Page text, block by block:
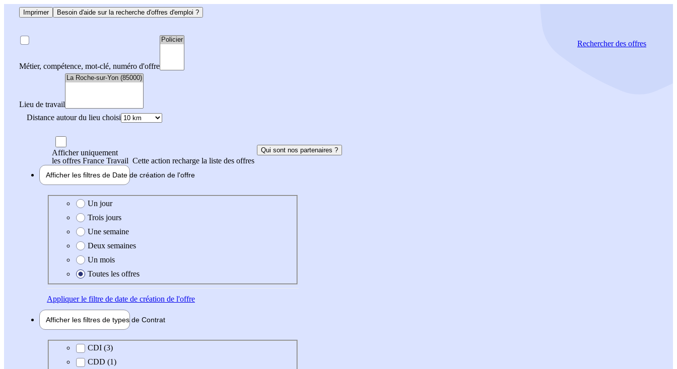
Imprimer Besoin d'aide sur la recherche d'offres d'emploi ?
Métier, compétence, mot-clé, numéro d'offre
Lieu de travail
Distance autour du lieu choisi
Rechercherdes offres
Afficher uniquement
les offres France Travail Cette action recharge la liste des offres
Qui sont nos partenaires ?
Afficher les filtres de Date de création de l'offre
Date de création de l'offre
Un jour
Trois jours
Une semaine
Deux semaines
Un mois
Toutes les offres
Appliquerle filtre de date de création de l'offre
Afficher les filtres de types de Contrat
Type de contrat
CDI (3)
CDD (1)